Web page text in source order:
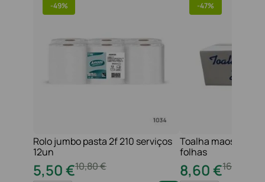
-49%
Rolo jumbo pasta 2f 210 serviços
12un
10,80€
5,50€
-47%
Toalha maos 2f
folhas
16
8,60€